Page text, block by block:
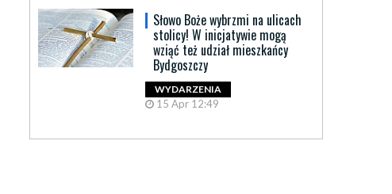
Słowo Boże wybrzmi na ulicach
stolicy! W inicjatywie mogą
wziąć też udział mieszkańcy
Bydgoszczy
WYDARZENIA
15 Apr 12:49